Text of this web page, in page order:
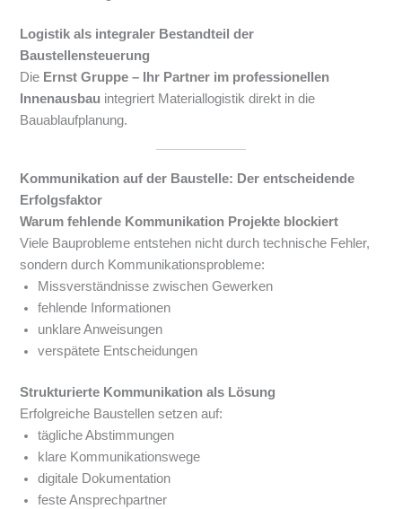
Logistik als integraler Bestandteil der
Baustellensteuerung
Die Ernst Gruppe – Ihr Partner im professionellen
Innenausbau integriert Materiallogistik direkt in die
Bauablaufplanung.
Kommunikation auf der Baustelle: Der entscheidende
Erfolgsfaktor
Warum fehlende Kommunikation Projekte blockiert
Viele Bauprobleme entstehen nicht durch technische Fehler,
sondern durch Kommunikationsprobleme:
Missverständnisse zwischen Gewerken
fehlende Informationen
unklare Anweisungen
verspätete Entscheidungen
Strukturierte Kommunikation als Lösung
Erfolgreiche Baustellen setzen auf:
tägliche Abstimmungen
klare Kommunikationswege
digitale Dokumentation
feste Ansprechpartner